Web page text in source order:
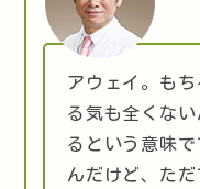
アウェイ。も
る気も全くな
るという意味
んだけど、た